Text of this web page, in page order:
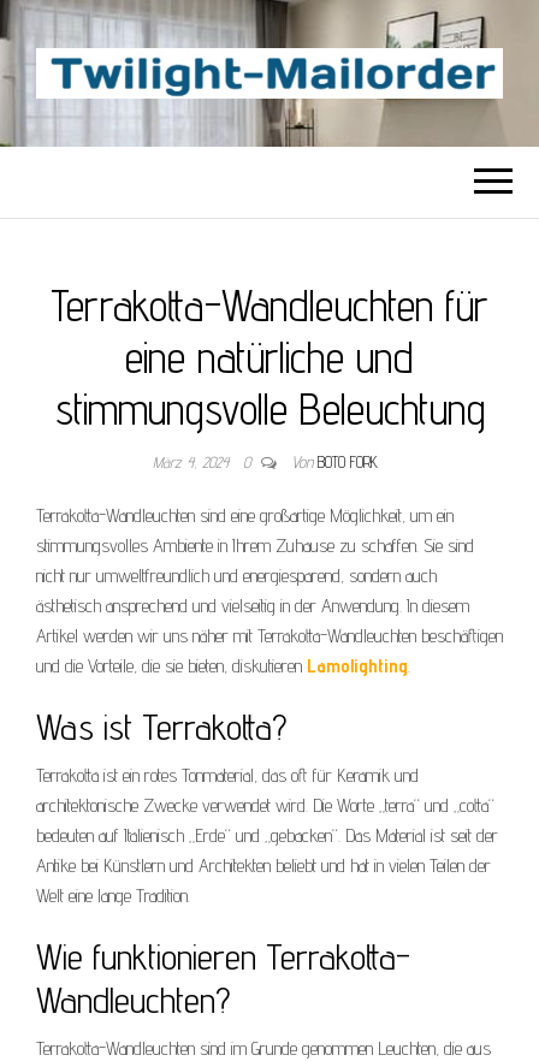
TWILIGHT-
MAILORDER
Beste Content-Sharing-Site
Terrakotta-Wandleuchten für
eine natürliche und
stimmungsvolle Beleuchtung
März 4, 2024 0 Von BOTO FORK
Terrakotta-Wandleuchten sind eine großartige Möglichkeit, um ein
stimmungsvolles Ambiente in Ihrem Zuhause zu schaffen. Sie sind
nicht nur umweltfreundlich und energiesparend, sondern auch
ästhetisch ansprechend und vielseitig in der Anwendung. In diesem
Artikel werden wir uns näher mit Terrakotta-Wandleuchten beschäftigen
und die Vorteile, die sie bieten, diskutieren Lamolighting
Was ist Terrakotta?
Terrakotta ist ein rotes Tonmaterial, das oft für Keramik und
architektonische Zwecke verwendet wird. Die Worte „terra“ und „cotta“
bedeuten auf Italienisch „Erde“ und „gebacken“. Das Material ist seit der
Antike bei Künstlern und Architekten beliebt und hat in vielen Teilen der
Welt eine lange Tradition.
Wie funktionieren Terrakotta-
Wandleuchten?
Terrakotta-Wandleuchten sind im Grunde genommen Leuchten, die aus